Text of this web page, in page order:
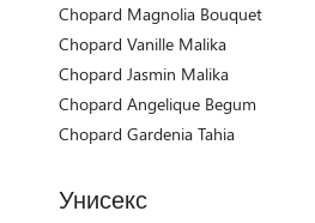
Chopard Magnolia Bouquet
Chopard Vanille Malika
Chopard Jasmin Malika
Chopard Angelique Begum
Chopard Gardenia Tahia
Унисекс